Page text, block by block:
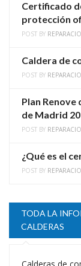
Certificado
protección
POST BY
Caldera de
POST BY
Plan Renove
de Madrid
POST BY
¿Qué es el
POST BY
TODA LA
CALDERAS